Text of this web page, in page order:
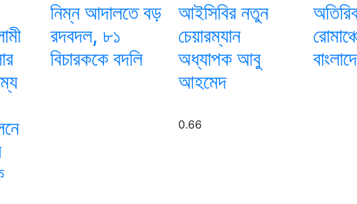
নিম্ন আদালতে বড়
রদবদল, ৮১
বিচারককে বদলি
আইসিবির নতুন
চেয়ারম্যান
অধ্যাপক আবু
আহমেদ